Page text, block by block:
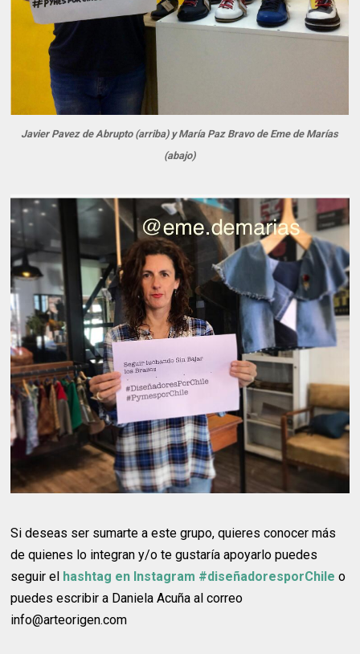
Javier Pavez de Abrupto (arriba) y María Paz Bravo de Eme de Marías
(abajo)
Si deseas ser sumarte a este grupo, quieres conocer más
de quienes lo integran y/o te gustaría apoyarlo puedes
seguir el hashtag en Instagram #diseñadoresporChile o
puedes escribir a Daniela Acuña al correo
info@arteorigen.com